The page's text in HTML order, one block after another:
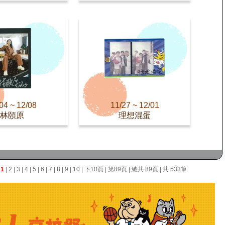
~ 12/08
林頤原
11/27 ~ 12/01
理想混蛋
1| 2 3 4| 5 6 7 8 9 10| 下10頁| 第89頁| 總共 89頁 | 共 533筆